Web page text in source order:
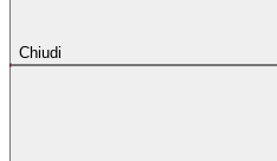
Chiudi